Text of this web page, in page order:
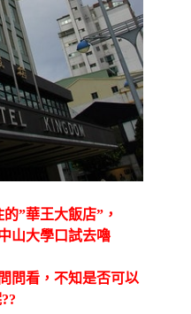
”華王大飯店”，
山大學口試去嚕
問看，不知是否可以